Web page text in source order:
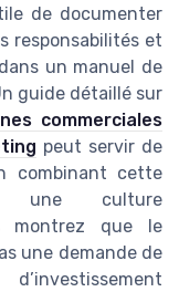
de documenter
responsabilités et
un manuel de
guide détaillé sur
commerciales
peut servir de
combinant cette
une culture
montrez que le
une demande de